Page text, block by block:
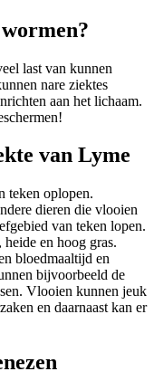
last van kunnen
nare ziektes
aan het lichaam.
van Lyme
teken oplopen.
dieren die vlooien
van teken lopen.
en hoog gras.
bloedmaaltijd en
bijvoorbeeld de
Vlooien kunnen jeuk
en daarnaast kan er